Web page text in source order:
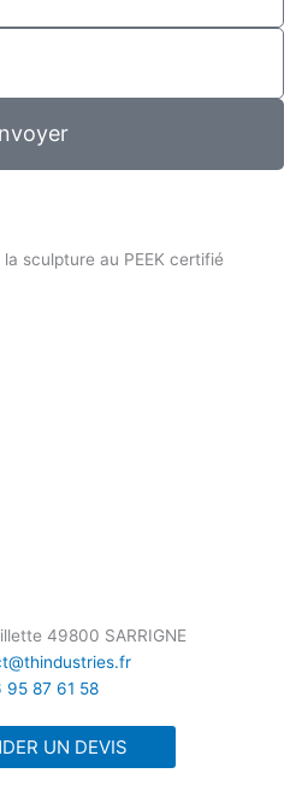
sculpture au PEEK certifié
49800 SARRIGNE
95 87 61 58
UN DEVIS